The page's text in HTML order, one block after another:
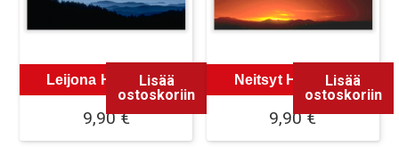
Leijona Hiirimatto
9,90€
Lisää
ostoskoriin
Neitsyt Hiirimatto
9,90€
Lisää
ostoskoriin